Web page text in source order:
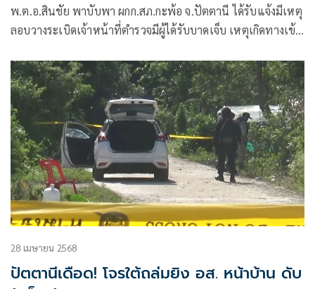
พ.ต.อ.สินชัย พาบับพา ผกก.สภ.กะพ้อ จ.ปัตตานี ได้รับแจ้งมีเหตุ
ลอบวางระเบิดเจ้าหน้าที่ตำรวจมีผู้ได้รับบาดเจ็บ เหตุเกิดทางเข้า
เก็บกู้วัตถุระเบิดเข้าตรวจสอบ
28 เมษายน 2568
ปัตตานีเดือด! โจรใต้ถล่มยิง อส. หน้าบ้าน ดับ